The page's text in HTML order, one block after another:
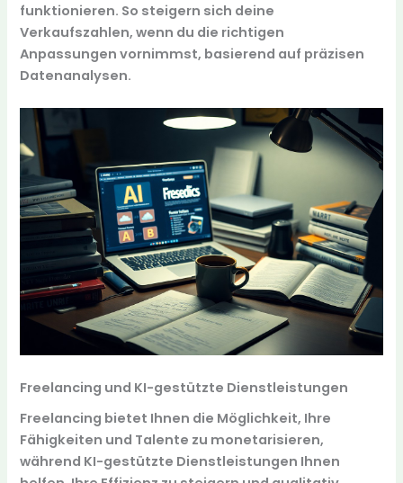
funktionieren. So steigern sich deine
Verkaufszahlen, wenn du die richtigen
Anpassungen vornimmst, basierend auf präzisen
Datenanalysen.
Freelancing und KI-gestützte Dienstleistungen
Freelancing bietet Ihnen die Möglichkeit, Ihre
Fähigkeiten und Talente zu monetarisieren,
während KI-gestützte Dienstleistungen Ihnen